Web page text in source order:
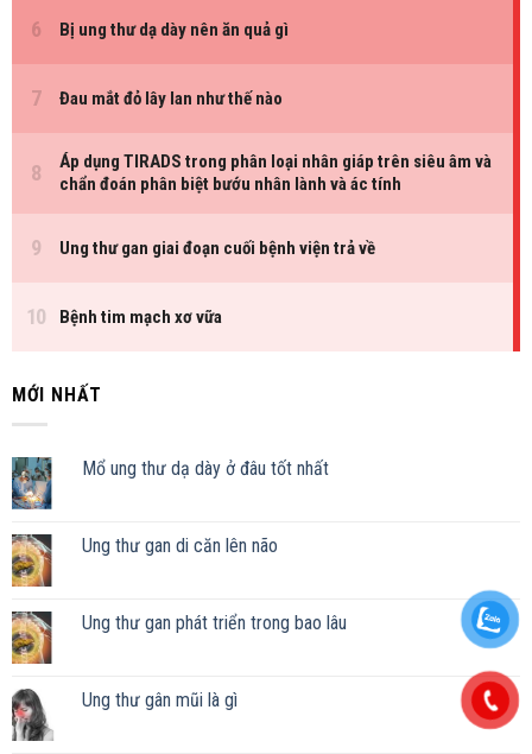
MỚI NHẤT
Mổ ung thư dạ dày ở đâu tốt nhất
Ung thư gan di căn lên não
Ung thư gan phát triển trong bao lâu
Ung thư gân mũi là gì